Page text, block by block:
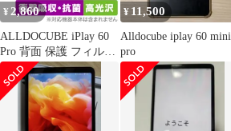
¥ 2,860
ALLDOCUBE iPlay 60
Pro 背面 保護 フィルム
OverLay Absorber 高光
沢 for オールドキュー
ブ 衝撃吸収 高光沢 抗
¥ 11,500
Alldocube iplay 60 mini
pro